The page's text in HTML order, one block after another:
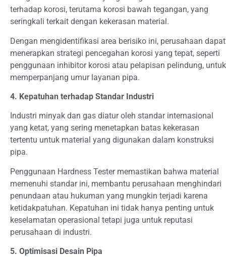
terhadap korosi, terutama korosi bawah tegangan, yang
seringkali terkait dengan kekerasan material.
Dengan mengidentifikasi area berisiko ini, perusahaan dapat
menerapkan strategi pencegahan korosi yang tepat, seperti
penggunaan inhibitor korosi atau pelapisan pelindung, untuk
memperpanjang umur layanan pipa.
4. Kepatuhan terhadap Standar Industri
Industri minyak dan gas diatur oleh standar internasional
yang ketat, yang sering menetapkan batas kekerasan
tertentu untuk material yang digunakan dalam konstruksi
pipa.
Penggunaan Hardness Tester memastikan bahwa material
memenuhi standar ini, membantu perusahaan menghindari
penundaan atau hukuman yang mungkin terjadi karena
ketidakpatuhan. Kepatuhan ini tidak hanya penting untuk
keselamatan operasional tetapi juga untuk reputasi
perusahaan di industri.
5. Optimisasi Desain Pipa